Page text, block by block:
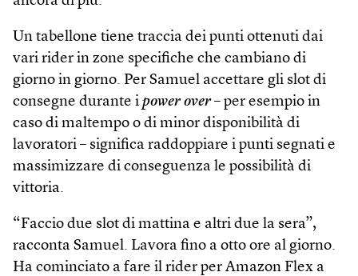
Un tabellone tiene traccia dei punti ottenuti dai
vari rider in zone specifiche che cambiano di
giorno in giorno. Per Samuel accettare gli slot di
consegne durante i power over– per esempio in
caso di maltempo o di minor disponibilità di
lavoratori – significa raddoppiare i punti segnati e
massimizzare di conseguenza le possibilità di
vittoria.
“Faccio due slot di mattina e altri due la sera”,
racconta Samuel. Lavora fino a otto ore al giorno.
Ha cominciato a fare il rider per Amazon Flex a